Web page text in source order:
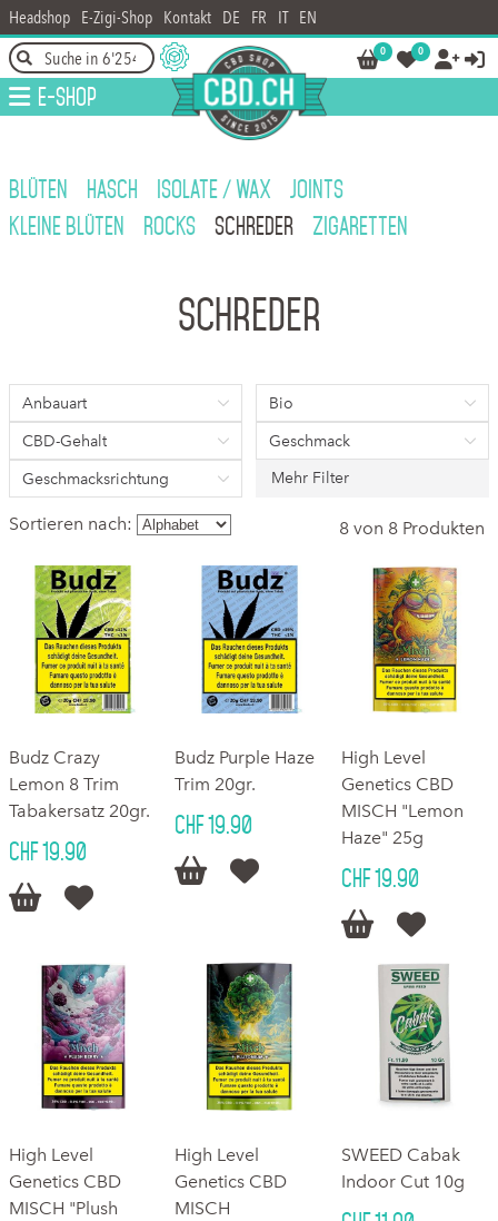
Headshop E-Zigi-Shop Kontakt DE FR IT EN
0 0  
E-Shop
BLÜTEN HASCH ISOLATE / WAX
JOINTS
KLEINE BLÜTEN
ROCKS SCHREDER ZIGARETTEN
Schreder
Anbauart
Bio
CBD-Gehalt
Geschmack
Geschmacksrichtung
Mehr Filter
Sortieren nach: 8 von 8 Produkten
Budz Crazy
Lemon 8 Trim
Tabakersatz 20gr.
CHF 19.90
 
Budz Purple Haze
Trim 20gr.
CHF 19.90
 
High Level
Genetics CBD
MISCH "Lemon
Haze" 25g
CHF 19.90
 
High Level
Genetics CBD
MISCH "Plush
High Level
Genetics CBD
MISCH
SWEED Cabak
Indoor Cut 10g